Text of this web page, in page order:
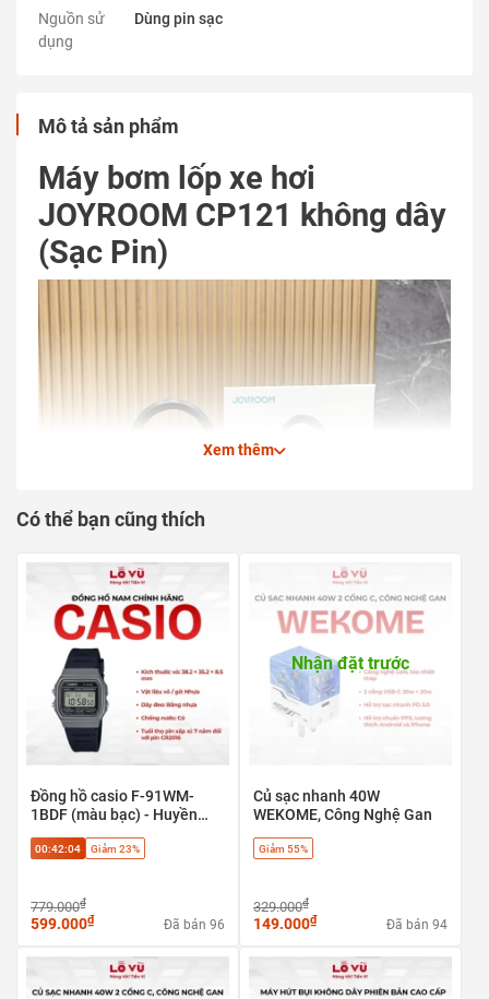
Nguồn sử
dụng
Dùng pin sạc
Mô tả sản phẩm
Máy bơm lốp xe hơi
JOYROOM CP121 không dây
(Sạc Pin)
1️⃣Bảng Thông số sản phẩm
Thông số
Chi tiết
Thương hiệu
JOYROOM
Model
CP121
Công suất
Dung lượng pin
5.200 mAh (19.24 Wh)
Cổng sạc
Type-C (5V / 2A)
Trọng lượng
939 g
Độ ồn
< 85 dB
Xem thêm
Có thể bạn cũng thích
Đồng hồ casio F-91WM-
1BDF (màu bạc) - Huyền
Retro
00:42:03 Giảm 23%
779.000₫
599.000₫ Đã bán 96
Nhận đặt trước
Củ sạc nhanh 40W
WEKOME, Công Nghệ Gan
Giảm 55%
329.000₫
149.000₫ Đã bán 94